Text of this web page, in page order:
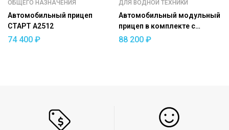
ОБЩЕГО НАЗНАЧЕНИЯ
Автомобильный прицеп
СТАРТ A2512
74 400 ₽
ДЛЯ ВОДНОЙ ТЕХНИКИ
Автомобильный модульный
прицеп в комплекте с
ложементами ДОН Н5521
88 200 ₽